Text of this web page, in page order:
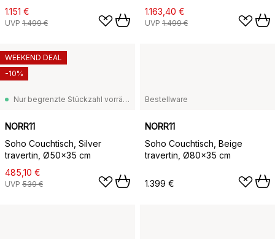
1.151 €
UVP 1.499 €
1.163,40 €
UVP 1.499 €
Nur begrenzte Stückzahl vorrätig
NORR11
Soho Couchtisch, Silver
travertin, Ø50x35 cm
485,10 €
UVP 539 €
WEEKEND DEAL
-10%
Bestellware
NORR11
Soho Couchtisch, Beige
travertin, Ø80x35 cm
1.399 €